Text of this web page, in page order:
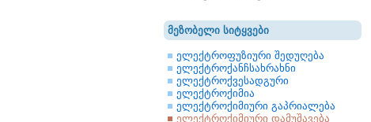
მეზობელი სიტყვები
ელექტროფუზიური შედუღება
ელექტროქანჩსახრახნი
ელექტროქვესადგური
ელექტროქიმია
ელექტროქიმიური გაპრიალება
ელექტროქიმიური დამუშავება